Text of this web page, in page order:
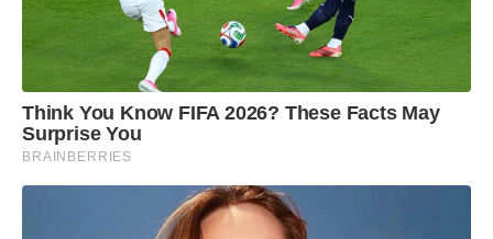
Think You Know FIFA 2026? These Facts May
Surprise You
BRAINBERRIES